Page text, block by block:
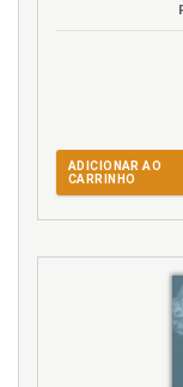
Ira. Crises
incapaz: a
Ira. Entre
Lugar. Meu
M
Maniqueísmo.
Morte.
síntese
Morte. Minha
ADICIONAR AO
CARRINHO